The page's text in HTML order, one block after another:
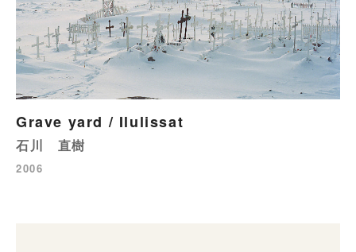
Grave yard / Ilulissat
石川 直樹
2006